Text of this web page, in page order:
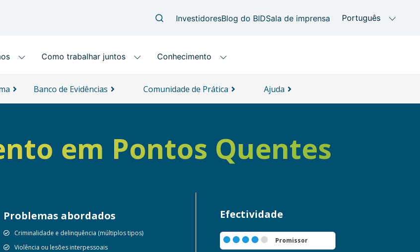
Banco de Evidências Comunidade de Prática Ajuda
em Pontos Quentes
Problemas abordados
Criminalidade e delinquência (múltiplos tipos)
Violência ou lesões interpessoais
Efectividade
Promissor